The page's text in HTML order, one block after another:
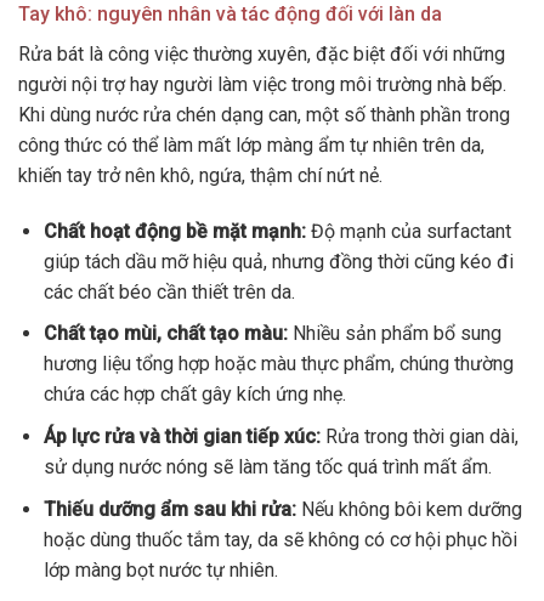
Tay khô: nguyên nhân và tác động đối với làn da
Rửa bát là công việc thường xuyên, đặc biệt đối với những
người nội trợ hay người làm việc trong môi trường nhà bếp.
Khi dùng nước rửa chén dạng can, một số thành phần trong
công thức có thể làm mất lớp màng ẩm tự nhiên trên da,
khiến tay trở nên khô, ngứa, thậm chí nứt nẻ.
Chất hoạt động bề mặt mạnh:Độ mạnh của surfactant
giúp tách dầu mỡ hiệu quả, nhưng đồng thời cũng kéo đi
các chất béo cần thiết trên da.
Chất tạo mùi, chất tạo màu:Nhiều sản phẩm bổ sung
hương liệu tổng hợp hoặc màu thực phẩm, chúng thường
chứa các hợp chất gây kích ứng nhẹ.
Áp lực rửa và thời gian tiếp xúc:Rửa trong thời gian dài,
sử dụng nước nóng sẽ làm tăng tốc quá trình mất ẩm.
Thiếu dưỡng ẩm sau khi rửa:Nếu không bôi kem dưỡng
hoặc dùng thuốc tắm tay, da sẽ không có cơ hội phục hồi
lớp màng bọt nước tự nhiên.